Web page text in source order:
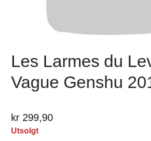
Les Larmes du
Vague Genshu
kr 299,90
Utsolgt